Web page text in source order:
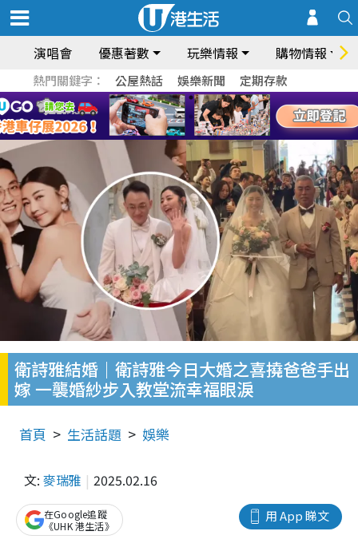
演唱會 優惠著數 玩樂情報 購物情報
熱門關鍵字： 公屋熱話 娛樂新聞 定期存款
衛詩雅結婚｜衛詩雅今日大婚之喜撓爸爸手出
嫁 一襲婚紗步入教堂流幸福眼淚
首頁 生活話題 娛樂
文: 麥瑞雅 2025.02.16
用 App 睇文
在Google追蹤
《UHK 港生活》